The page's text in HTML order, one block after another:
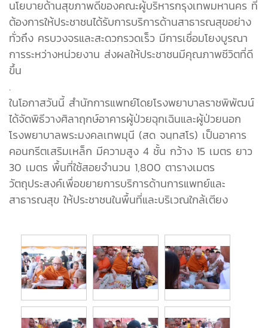
นโยบายด้านสุขภาพดีของคณะผู้บริหารกรุงเทพมหานคร ที่
ต้องการให้ประชาชนได้รับการบริการด้านสาธารณสุขอย่าง
ทั่วถึง ครบวงจรและสะดวกรวดเร็ว มีการเชื่อมโยงบูรณา
การระหว่างหน่วยงาน ส่งผลให้ประชาชนมีคุณภาพชีวิตที่ดี
ขึ้น
.
ในโอกาสวันนี้ สำนักการแพทย์โดยโรงพยาบาลราชพิพัฒน์
ได้จัดพิธีวางศิลาฤกษ์อาคารผู้ป่วยฉุกเฉินและผู้ป่วยนอก
โรงพยาบาลพระมงคลเทพมุนี (สด จนฺทสโร) เป็นอาคาร
คอนกรีตเสริมเหล็ก มีความสูง 4 ชั้น กว้าง 15 เมตร ยาว
30 เมตร พื้นที่ใช้สอยจำนวน 1,800 ตารางเมตร
วัตถุประสงค์เพื่อขยายการบริการด้านการแพทย์และ
สาธารณสุข ให้ประชาชนในพื้นที่และบริเวณใกล้เตียง